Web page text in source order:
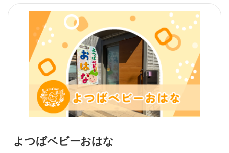
よつばベビーおはな